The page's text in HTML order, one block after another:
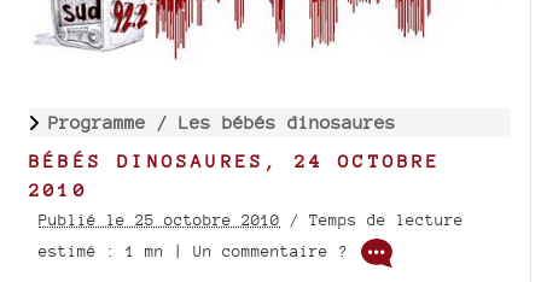
Programme / Les bébés dinosaures
BÉBÉS DINOSAURES, 24 OCTOBRE
2010
Publié le 25 octobre 2010 / Temps de lecture
estimé : 1 mn | Un commentaire ?